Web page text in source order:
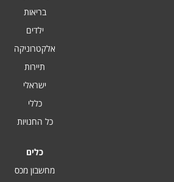
בריאות
ילדים
אלקטרוניקה
תיירות
ישראלי
כללי
כל החנויות
כלים
מחשבון מכס